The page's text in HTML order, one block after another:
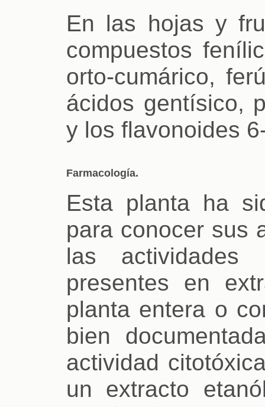
En las hojas y
compuestos
orto-cumárico,
ácidos gentísico,
y los flavonoides
Farmacología.
Esta planta ha
para conocer sus
las actividades
presentes en
planta entera o
bien
actividad
un extracto